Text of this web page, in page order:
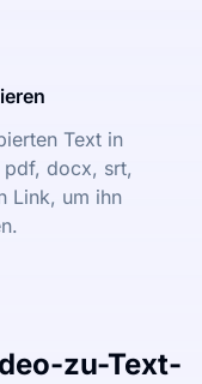
Text in
pdf, docx, srt,
Link, um ihn
zu-Text-